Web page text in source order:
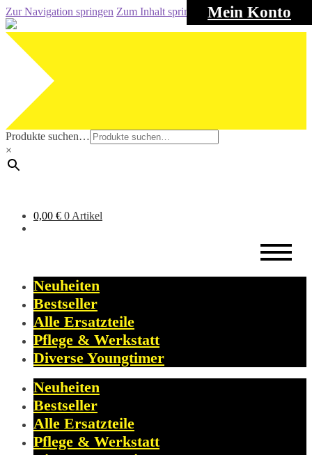
Mein Konto
Zur Navigation springen Zum Inhalt springen
Produkte suchen…
×
0,00 € 0 Artikel
Neuheiten
Bestseller
Alle Ersatzteile
Pflege & Werkstatt
Diverse Youngtimer
Neuheiten
Bestseller
Alle Ersatzteile
Pflege & Werkstatt